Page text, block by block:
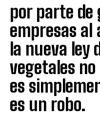
por parte de
empresas al
la nueva ley
vegetales
es
es un robo.